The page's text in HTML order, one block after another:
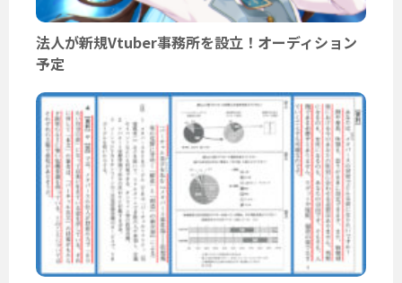
法人が新規Vtuber事務所を設立！オーディション
予定